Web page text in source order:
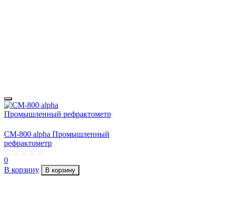
CM-800 alpha Промышленный
рефрактометр
0
В корзину
В корзину